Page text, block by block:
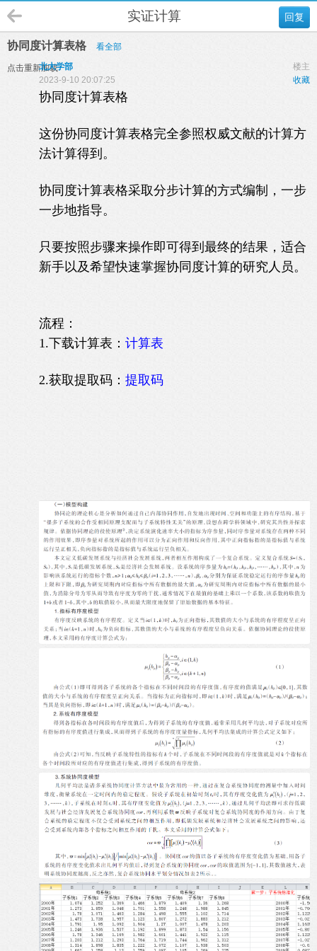
回复
实证计算
协同度计算表格 看全部
点击重新加载 楼主
北大学部
收藏
2023-9-10 20:07:25
协同度计算表格
这份协同度计算表格完全参照权威文献的计算方
法计算得到。
协同度计算表格采取分步计算的方式编制，一步
一步地指导。
只要按照步骤来操作即可得到最终的结果，适合
新手以及希望快速掌握协同度计算的研究人员。
流程：
1.下载计算表： 计算表
2.获取提取码： 提取码